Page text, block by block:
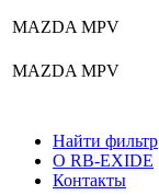
MAZDA MPV
MAZDA MPV
Найти фильтр
О RB-EXIDE
Контакты